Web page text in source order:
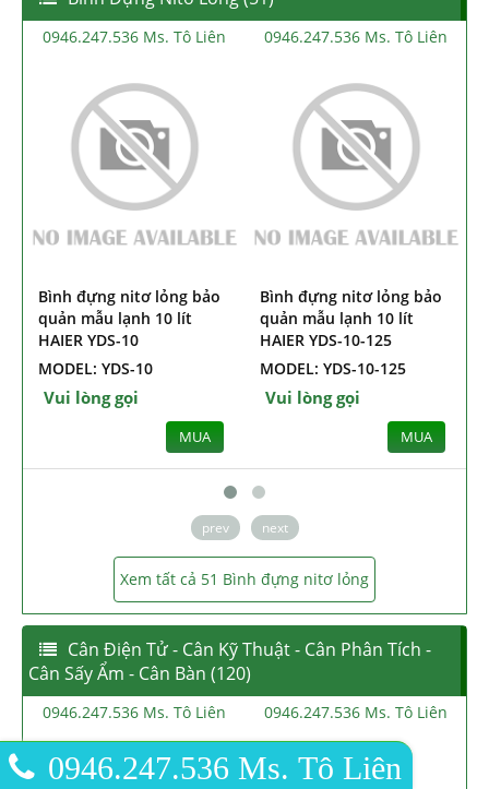
0946.247.536 Ms. Tô Liên
Bình đựng nitơ lỏng bảo
quản mẫu lạnh 10 lít
HAIER YDS-10
MODEL: YDS-10
Vui lòng gọi
MUA
0946.247.536 Ms. Tô Liên
Bình đựng nitơ lỏng bảo
quản mẫu lạnh 10 lít
HAIER YDS-10-125
MODEL: YDS-10-125
Vui lòng gọi
MUA
prev next
Xem tất cả 51 Bình đựng nitơ lỏng
Cân Điện Tử - Cân Kỹ Thuật - Cân Phân Tích -
Cân Sấy Ẩm - Cân Bàn (120)
0946.247.536 Ms. Tô Liên 0946.247.536 Ms. Tô Liên
0946.247.536 Ms. Tô Liên